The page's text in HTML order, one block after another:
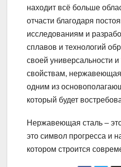
находит всё больше
отчасти благодаря
исследованиям и
сплавов и технологий
своей универсальности
свойствам, нержавеющая
одним из
который будет
Нержавеющая сталь –
это символ прогресса и
котором строится